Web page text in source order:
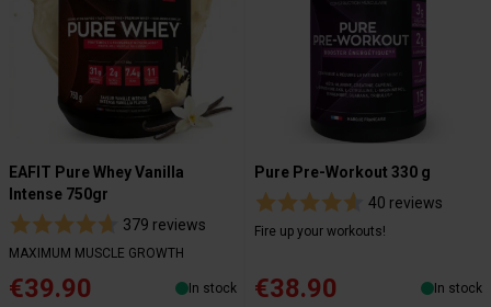
EAFIT Pure Whey Vanilla
Intense 750gr
379 reviews
MAXIMUM MUSCLE GROWTH
€39.90 In stock
Pure Pre-Workout 330 g
40 reviews
Fire up your workouts!
€38.90 In stock